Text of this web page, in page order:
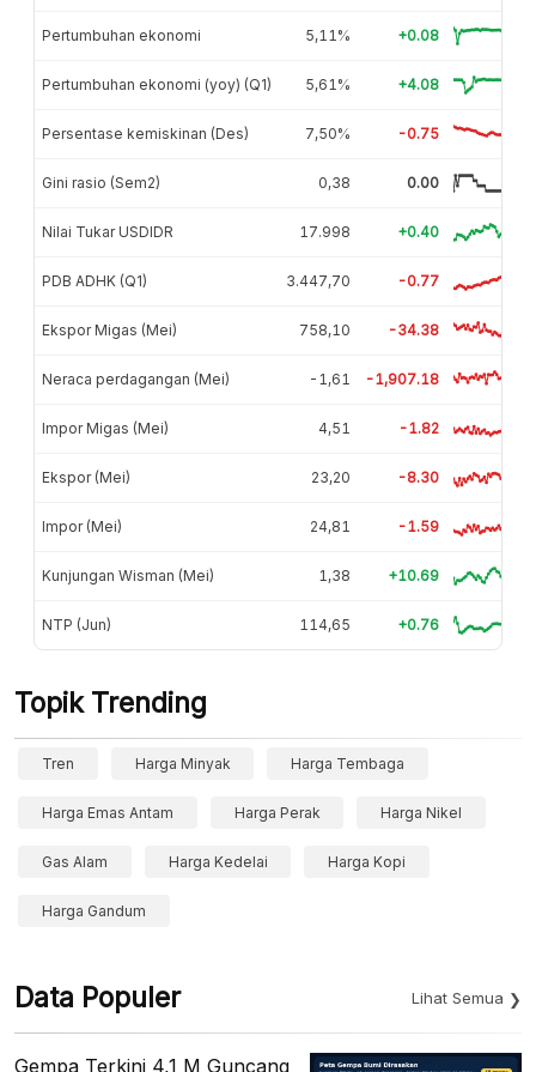
Pertumbuhan ekonomi 5,11% +0.08
Pertumbuhan ekonomi (yoy) (Q1) 5,61% +4.08
Persentase kemiskinan (Des) 7,50% -0.75
Gini rasio (Sem2) 0,38 0.00
Nilai Tukar USDIDR 17.998 +0.40
PDB ADHK (Q1) 3.447,70 -0.77
Ekspor Migas (Mei) 758,10 -34.38
Neraca perdagangan (Mei) -1,61 -1,907.18
Impor Migas (Mei) 4,51 -1.82
Ekspor (Mei) 23,20 -8.30
Impor (Mei) 24,81 -1.59
Kunjungan Wisman (Mei) 1,38 +10.69
NTP (Jun) 114,65 +0.76
Topik Trending
Tren Harga Minyak Harga Tembaga
Harga Emas Antam Harga Perak Harga Nikel
Gas Alam Harga Kedelai Harga Kopi
Harga Gandum
Data Populer Lihat Semua
Gempa Terkini 4,1 M Guncang